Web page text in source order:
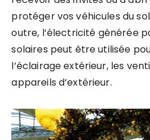
protéger vos véhicules du
outre, l’électricité générée
solaires peut être utilisée
l’éclairage extérieur, les
appareils d’extérieur.